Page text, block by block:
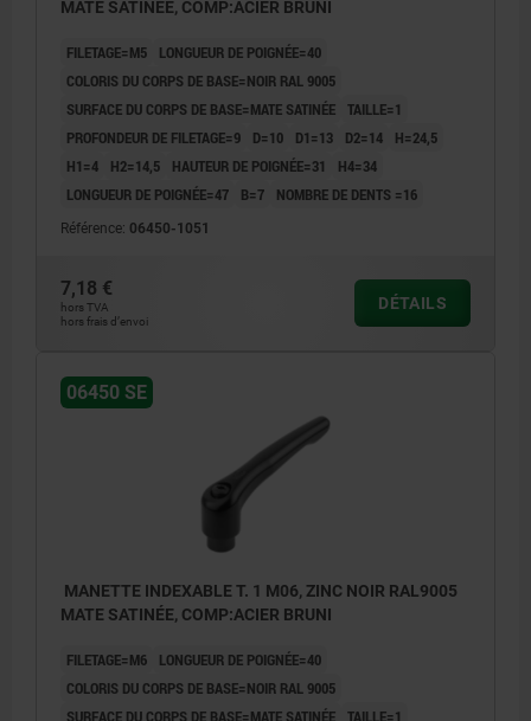
MATE SATINÉE, COMP:ACIER BRUNI
FILETAGE=M5
LONGUEUR DE POIGNÉE=40
COLORIS DU CORPS DE BASE=NOIR RAL 9005
SURFACE DU CORPS DE BASE=MATE SATINÉE TAILLE=1
PROFONDEUR DE FILETAGE=9
D=10 D1=13 D2=14
H=24,5
H1=4
H2=14,5 HAUTEUR DE POIGNÉE=31
H4=34
LONGUEUR DE POIGNÉE=47
B=7 NOMBRE DE DENTS =16
Référence: 06450-1051
7,18 €
hors TVA
hors frais d’envoi
DÉTAILS
06450 SE
MANETTE INDEXABLE T. 1 M06, ZINC NOIR RAL9005
MATE SATINÉE, COMP:ACIER BRUNI
FILETAGE=M6
LONGUEUR DE POIGNÉE=40
COLORIS DU CORPS DE BASE=NOIR RAL 9005
SURFACE DU CORPS DE BASE=MATE SATINÉE TAILLE=1